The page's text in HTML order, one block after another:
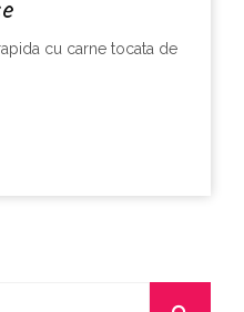
cu carne tocata de